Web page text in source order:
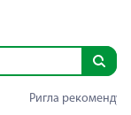
Ригла